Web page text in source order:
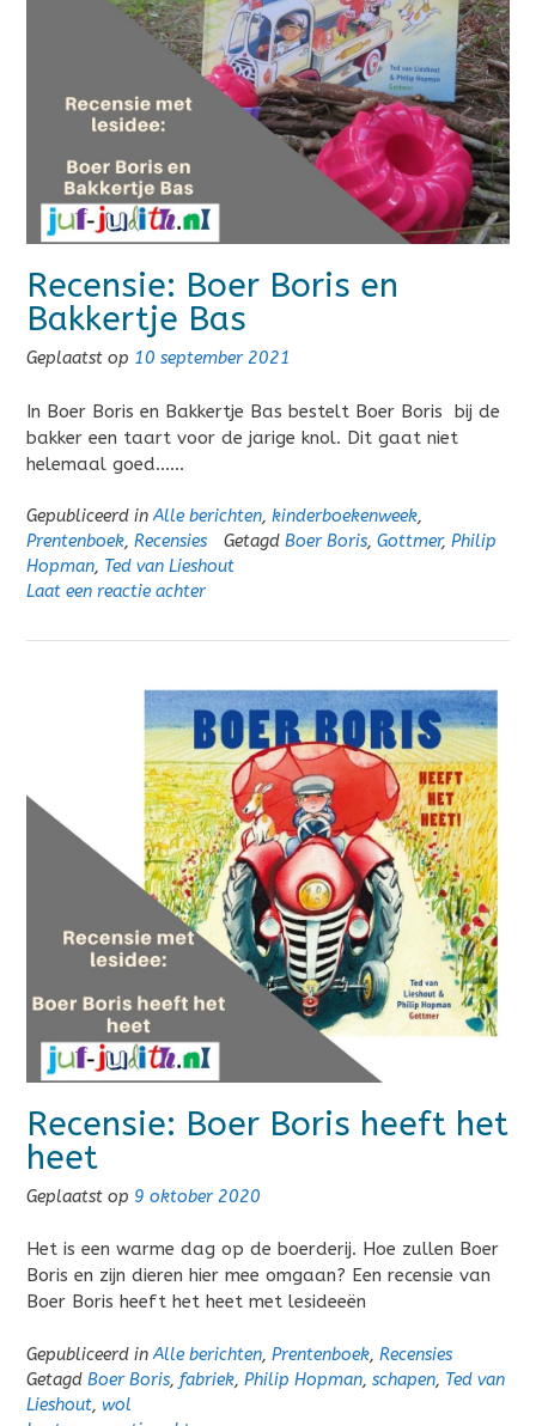
Recensie: Boer Boris en
Bakkertje Bas
Geplaatst op 10 september 2021
In Boer Boris en Bakkertje Bas bestelt Boer Boris bij de
bakker een taart voor de jarige knol. Dit gaat niet
helemaal goed……
Gepubliceerd inAlle berichten, kinderboekenweek,
Prentenboek, Recensies Getagd Boer Boris, Gottmer, Philip
Hopman, Ted van Lieshout
Laat een reactie achter
Recensie: Boer Boris heeft het
heet
Geplaatst op 9 oktober 2020
Het is een warme dag op de boerderij. Hoe zullen Boer
Boris en zijn dieren hier mee omgaan? Een recensie van
Boer Boris heeft het heet met lesideeën
Gepubliceerd inAlle berichten, Prentenboek, Recensies
Getagd Boer Boris, fabriek, Philip Hopman, schapen, Ted van
Lieshout, wol